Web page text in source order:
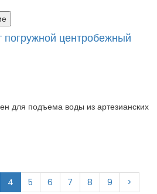
центробежный
для подъема воды из артезианских
4 5 6 7 8 9
>